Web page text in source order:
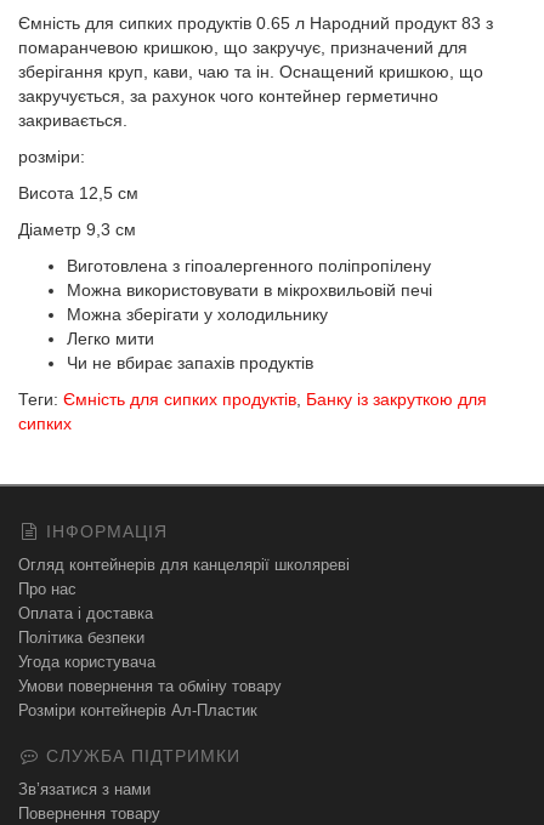
Ємність для сипких продуктів 0.65 л Народний продукт 83 з
помаранчевою кришкою, що закручує, призначений для
зберігання круп, кави, чаю та ін. Оснащений кришкою, що
закручується, за рахунок чого контейнер герметично
закривається.
розміри:
Висота 12,5 см
Діаметр 9,3 см
Виготовлена з гіпоалергенного поліпропілену
Можна використовувати в мікрохвильовій печі
Можна зберігати у холодильнику
Легко мити
Чи не вбирає запахів продуктів
Теги: Ємність для сипких продуктів Банку із закруткою для
сипких
ІНФОРМАЦІЯ
Огляд контейнерів для канцелярії школяреві
Про нас
Оплата і доставка
Політика безпеки
Угода користувача
Умови повернення та обміну товару
Розміри контейнерів Ал-Пластик
СЛУЖБА ПІДТРИМКИ
Зв’язатися з нами
Повернення товару